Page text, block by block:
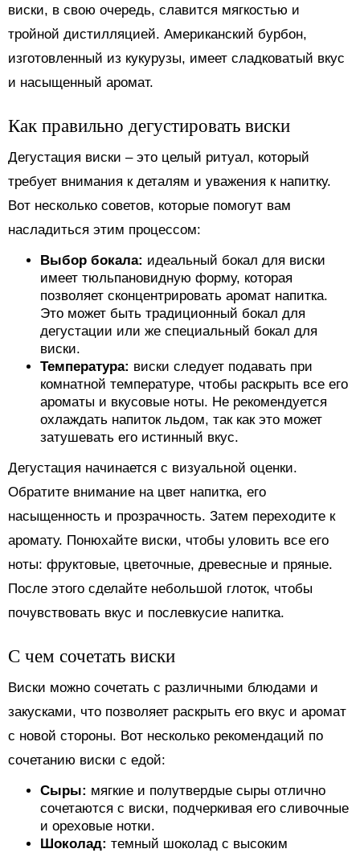
виски, в свою очередь, славится мягкостью и
тройной дистилляцией. Американский бурбон,
изготовленный из кукурузы, имеет сладковатый вкус
и насыщенный аромат.
Как правильно дегустировать виски
Дегустация виски – это целый ритуал, который
требует внимания к деталям и уважения к напитку.
Вот несколько советов, которые помогут вам
насладиться этим процессом:
Выбор бокала: идеальный бокал для виски
имеет тюльпановидную форму, которая
позволяет сконцентрировать аромат напитка.
Это может быть традиционный бокал для
дегустации или же специальный бокал для
виски.
Температура: виски следует подавать при
комнатной температуре, чтобы раскрыть все его
ароматы и вкусовые ноты. Не рекомендуется
охлаждать напиток льдом, так как это может
затушевать его истинный вкус.
Дегустация начинается с визуальной оценки.
Обратите внимание на цвет напитка, его
насыщенность и прозрачность. Затем переходите к
аромату. Понюхайте виски, чтобы уловить все его
ноты: фруктовые, цветочные, древесные и пряные.
После этого сделайте небольшой глоток, чтобы
почувствовать вкус и послевкусие напитка.
С чем сочетать виски
Виски можно сочетать с различными блюдами и
закусками, что позволяет раскрыть его вкус и аромат
с новой стороны. Вот несколько рекомендаций по
сочетанию виски с едой:
Сыры: мягкие и полутвердые сыры отлично
сочетаются с виски, подчеркивая его сливочные
и ореховые нотки.
Шоколад: темный шоколад с высоким